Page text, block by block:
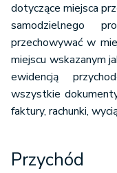
dotyczące miejsca
samodzielnego
przechowywać w
miejscu wskazanym
ewidencją
wszystkie
faktury, rachunki,